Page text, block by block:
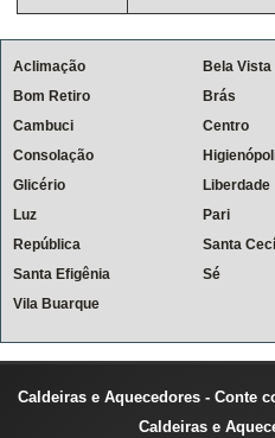
Aclimação
Bela Vista
Bom Retiro
Brás
Cambuci
Centro
Consolação
Glicério
Liberdade
Luz
Pari
República
Santa
Santa Efigênia
Sé
Vila Buarque
Caldeiras e Aquecedores - Conte
Caldeiras e